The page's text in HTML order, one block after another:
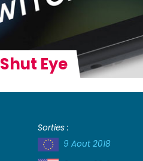
Shut Eye
Sorties :
9 Aout 2018